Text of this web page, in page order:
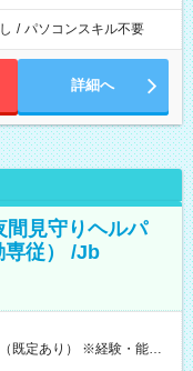
/ パソコンスキル不要
詳細へ
間見守りヘルパ
専従） /Jb
既定あり） ※経験・能力を